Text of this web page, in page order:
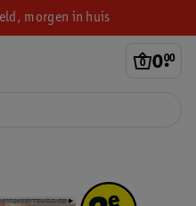
morgen in huis
0.
00